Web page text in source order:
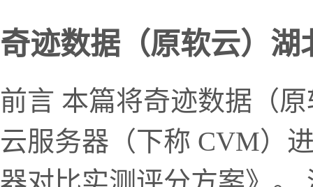
奇迹数据（原软云）湖
前言 本篇将奇迹数据（
云服务器（下称 CVM）